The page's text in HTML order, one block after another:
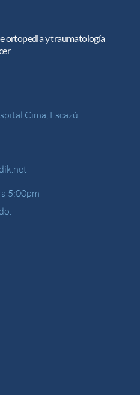
ortopedia y traumatología
Cima, Escazú.
5:00pm